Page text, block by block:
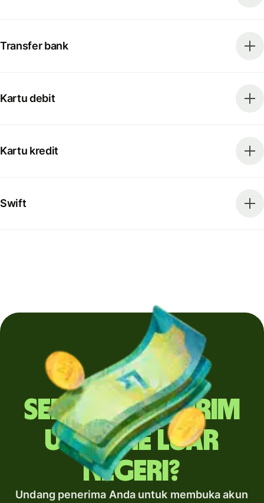
Transfer bank
Kartu debit
Kartu kredit
Swift
Sering mengirim
uang ke luar
negeri?
Undang penerima Anda untuk membuka akun